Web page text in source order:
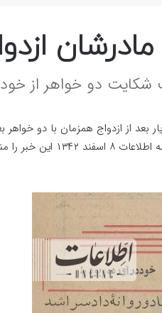
از ازدواج همزمان با دو خواهر
مادرشان هم ازدواج کرد تا باعث شکایت